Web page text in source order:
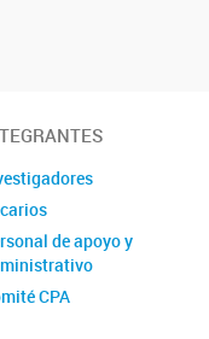
de apoyo y
CPA